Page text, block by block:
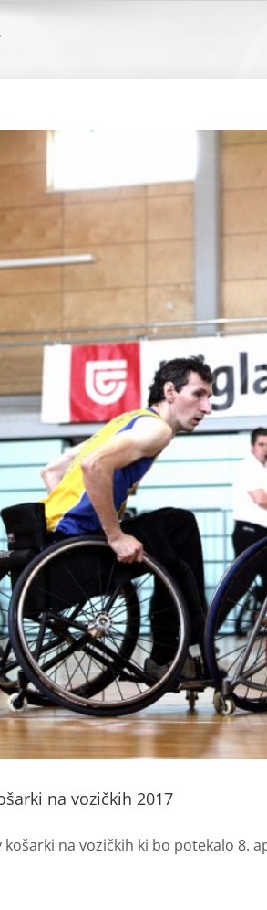
na vozičkih 2017
na vozičkih ki bo potekalo 8.